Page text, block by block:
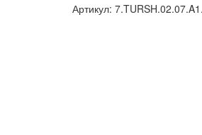
Артикул: